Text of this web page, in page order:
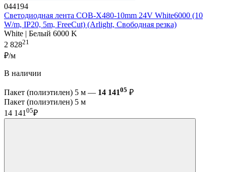
044194
Светодиодная лента COB-X480-10mm 24V White6000 (10
W/m, IP20, 5m, FreeCut) (Arlight, Свободная резка)
White | Белый 6000 K
2 82821
₽/м
В наличии
Пакет (полиэтилен) 5 м — 14 14105 ₽
Пакет (полиэтилен) 5 м
14 14105₽